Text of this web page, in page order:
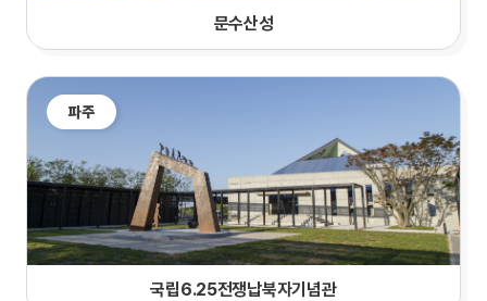
문수산성
파주
국립6.25전쟁납북자기념관